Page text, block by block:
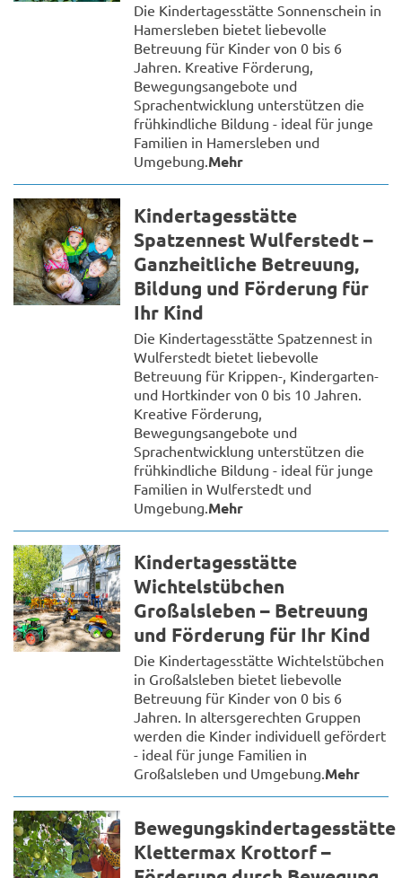
Die Kindertagesstätte Sonnenschein in
Hamersleben bietet liebevolle
Betreuung für Kinder von 0 bis 6
Jahren. Kreative Förderung,
Bewegungsangebote und
Sprachentwicklung unterstützen die
frühkindliche Bildung - ideal für junge
Familien in Hamersleben und
Umgebung.Mehr
Kindertagesstätte
Spatzennest Wulferstedt –
Ganzheitliche Betreuung,
Bildung und Förderung für
Ihr Kind
Die Kindertagesstätte Spatzennest in
Wulferstedt bietet liebevolle
Betreuung für Krippen-, Kindergarten-
und Hortkinder von 0 bis 10 Jahren.
Kreative Förderung,
Bewegungsangebote und
Sprachentwicklung unterstützen die
frühkindliche Bildung - ideal für junge
Familien in Wulferstedt und
Umgebung.Mehr
Kindertagesstätte
Wichtelstübchen
Großalsleben – Betreuung
und Förderung für Ihr Kind
Die Kindertagesstätte Wichtelstübchen
in Großalsleben bietet liebevolle
Betreuung für Kinder von 0 bis 6
Jahren. In altersgerechten Gruppen
werden die Kinder individuell gefördert
- ideal für junge Familien in
Großalsleben und Umgebung.Mehr
Bewegungskindertagesstätte
Klettermax Krottorf –